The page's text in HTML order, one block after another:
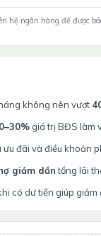
hệ ngân hàng để được
không nên vượt
giá trị BĐS làm
ưu đãi và điều khoản
giảm dầntổng lãi
có dư tiền giúp giảm